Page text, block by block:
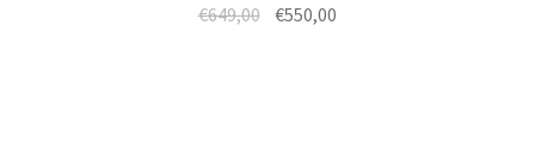
€649,00 €550,00